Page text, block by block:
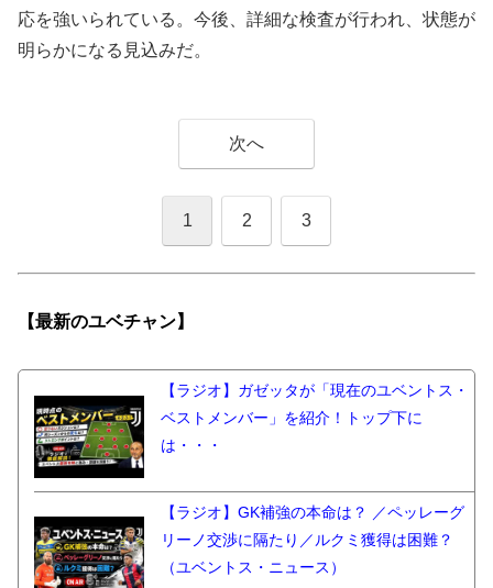
応を強いられている。今後、詳細な検査が行われ、状態が
明らかになる見込みだ。
次へ
1 2 3
【最新のユベチャン】
【ラジオ】ガゼッタが「現在のユベントス・
ベストメンバー」を紹介！トップ下に
は・・・
【ラジオ】GK補強の本命は？ ／ペッレーグ
リーノ交渉に隔たり／ルクミ獲得は困難？
（ユベントス・ニュース）